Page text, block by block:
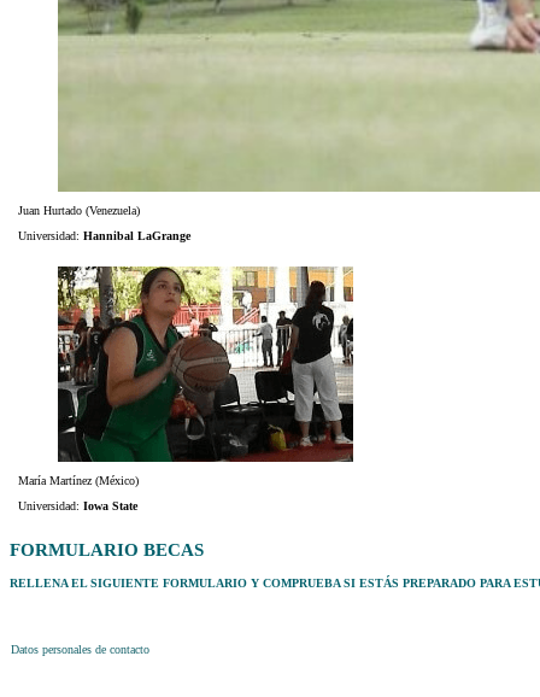
Juan Hurtado (Venezuela)
Universidad: Hannibal LaGrange
María Martínez (México)
Universidad: Iowa State
FORMULARIO BECAS
RELLENA EL SIGUIENTE FORMULARIO Y COMPRUEBA SI ESTÁS PREPARADO PARA
Datos personales de contacto